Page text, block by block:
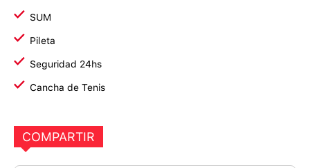
SUM
Pileta
Seguridad 24hs
Cancha de Tenis
COMPARTIR